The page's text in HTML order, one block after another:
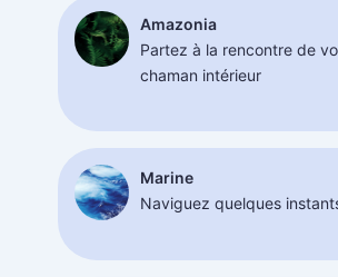
Amazonia
Partez à la rencontre de
chaman intérieur
Marine
Naviguez quelques